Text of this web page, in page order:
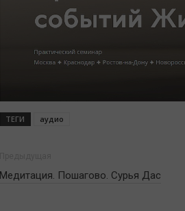
ТЕГИ аудио
Медитация. Пошагово. Сурья Дас